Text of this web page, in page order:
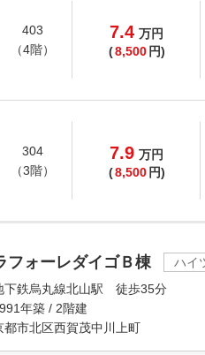
403
（4階）
7.4 万円
(8,500 円)
304
（3階）
7.9 万円
(8,500 円)
フォーレダイゴＢ棟
ハイ
下鉄烏丸線北山駅 徒歩35分
年築 / 2階建
都市北区西賀茂中川上町